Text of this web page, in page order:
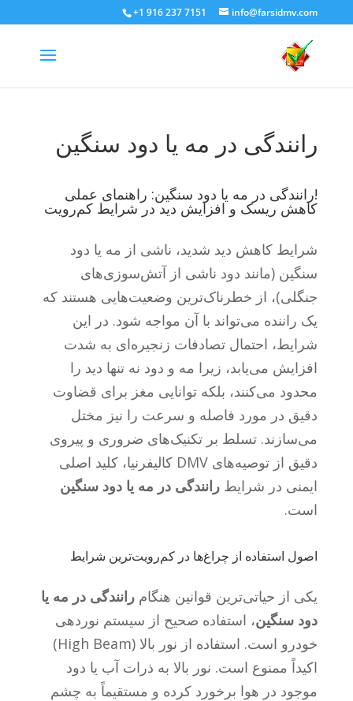
+1 916 237 7151 info@farsidmv.com
رانندگی در مه یا دود سنگین
!رانندگی در مه یا دود سنگین: راهنمای عملی
کاهش ریسک و افزایش دید در شرایط کم‌رویت
شرایط کاهش دید شدید، ناشی از مه یا دود
سنگین (مانند دود ناشی از آتش‌سوزی‌های
جنگلی)، از خطرناک‌ترین وضعیت‌هایی هستند که
یک راننده می‌تواند با آن مواجه شود. در این
شرایط، احتمال تصادفات زنجیره‌ای به شدت
افزایش می‌یابد، زیرا مه و دود نه تنها دید را
محدود می‌کنند، بلکه توانایی مغز برای قضاوت
دقیق در مورد فاصله و سرعت را نیز مختل
می‌سازند. تسلط بر تکنیک‌های ضروری و پیروی
دقیق از توصیه‌های DMV کالیفرنیا، کلید اصلی
ایمنی در شرایط رانندگی در مه یا دود سنگین
است.
اصول استفاده از چراغ‌ها در کم‌رویت‌ترین شرایط
یکی از حیاتی‌ترین قوانین هنگام رانندگی در مه یا
دود سنگین، استفاده صحیح از سیستم نوردهی
خودرو است. استفاده از نور بالا (High Beam)
اکیداً ممنوع است. نور بالا به ذرات آب یا دود
موجود در هوا برخورد کرده و مستقیماً به چشم